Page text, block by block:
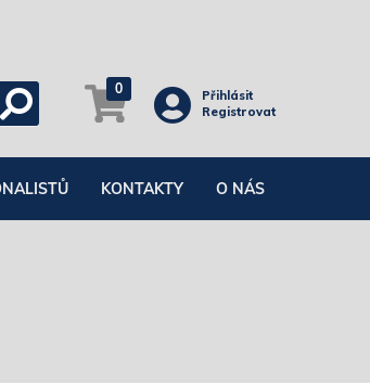
0
Přihlásit
Registrovat
KONTAKTY O NÁS